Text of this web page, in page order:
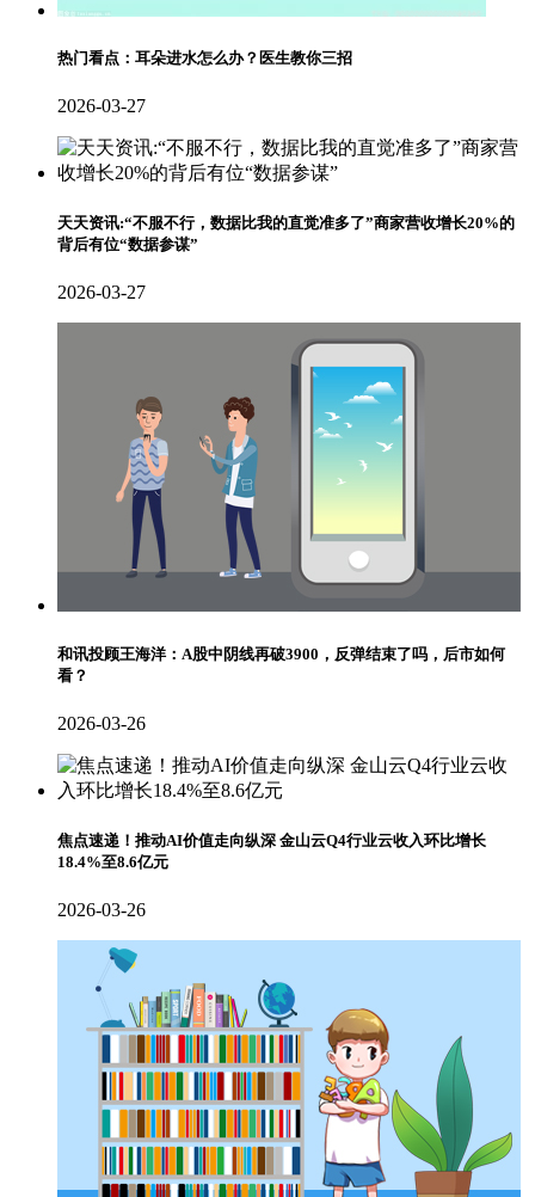
热门看点：耳朵进水怎么办？医生教你三招
2026-03-27
天天资讯:“不服不行，数据比我的直觉准多了”商家营收增长20%的
背后有位“数据参谋”
2026-03-27
和讯投顾王海洋：A股中阴线再破3900，反弹结束了吗，后市如何
看？
2026-03-26
焦点速递！推动AI价值走向纵深 金山云Q4行业云收入环比增长
18.4%至8.6亿元
2026-03-26